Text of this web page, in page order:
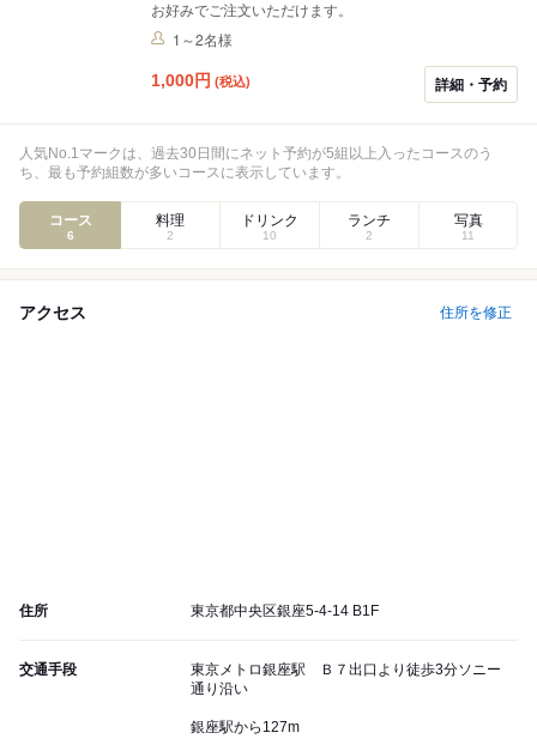
お好みでご注文いただけます。
1～2名様
1,000円 (税込) 詳細・予約
人気No.1マークは、過去30日間にネット予約が5組以上入ったコースのう
ち、最も予約組数が多いコースに表示しています。
コース
6
料理
2
ドリンク
10
ランチ
2
写真
11
アクセス 住所を修正
住所 東京都中央区銀座5-4-14 B1F
交通手段
東京メトロ銀座駅 Ｂ７出口より徒歩3分ソニー
通り沿い
銀座駅から127m